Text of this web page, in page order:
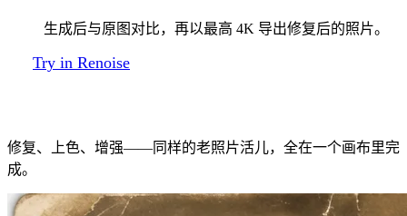
生成后与原图对比，再以最高 4K 导出修复后的照片。
Try in Renoise
修复、上色、增强——同样的老照片活儿，全在一个画布里完
成。